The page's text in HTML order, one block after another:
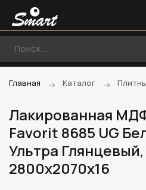
Главная Каталог
Лакированная
Favorit 8685 UG
Ультра Глянцевый,
2800х2070х16